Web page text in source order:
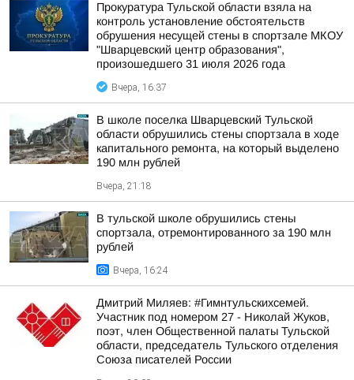
Прокуратура Тульской области взяла на
контроль установление обстоятельств
обрушения несущей стены в спортзале МКОУ
"Шварцевский центр образования",
произошедшего 31 июля 2026 года
Вчера, 16:37
В школе поселка Шварцевский Тульской
области обрушились стены спортзала в ходе
капитального ремонта, на который выделено
190 млн рублей
Вчера, 21:18
В тульской школе обрушились стены
спортзала, отремонтированного за 190 млн
рублей
Вчера, 16:24
Дмитрий Миляев: #Гимнтульскихсемей.
Участник под номером 27 - Николай Жуков,
поэт, член Общественной палаты Тульской
области, председатель Тульского отделения
Союза писателей России